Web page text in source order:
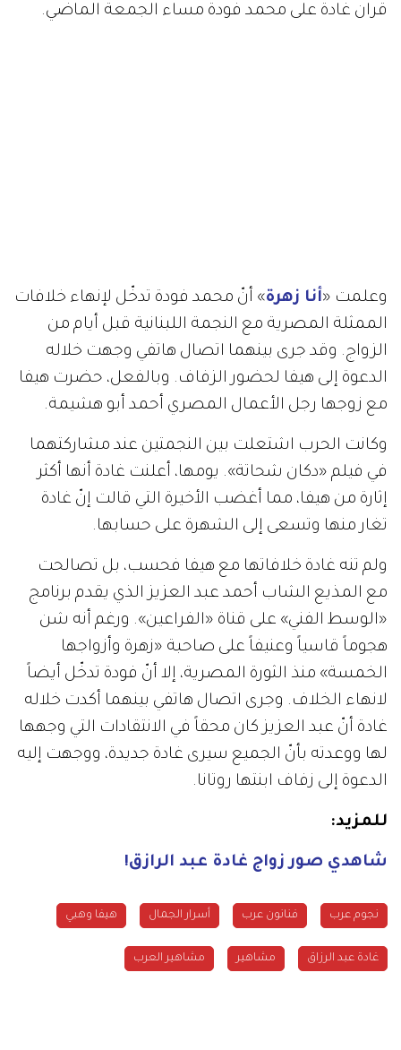
قران غادة على محمد فودة مساء الجمعة الماضي.
وعلمت «أنا زهرة» أنّ محمد فودة تدخّل لإنهاء خلافات
الممثلة المصرية مع النجمة اللبنانية قبل أيام من
الزواج. وقد جرى بينهما اتصال هاتفي وجهت خلاله
الدعوة إلى هيفا لحضور الزفاف. وبالفعل، حضرت هيفا
مع زوجها رجل الأعمال المصري أحمد أبو هشيمة.
وكانت الحرب اشتعلت بين النجمتين عند مشاركتهما
في فيلم «دكان شحاتة». يومها، أعلنت غادة أنها أكثر
إثارة من هيفا، مما أغضب الأخيرة التي قالت إنّ غادة
تغار منها وتسعى إلى الشهرة على حسابها.
ولم تنه غادة خلافاتها مع هيفا فحسب، بل تصالحت
مع المذيع الشاب أحمد عبد العزيز الذي يقدم برنامج
«الوسط الفني» على قناة «الفراعين». ورغم أنه شن
هجوماً قاسياً وعنيفاً على صاحبة «زهرة وأزواجها
الخمسة» منذ الثورة المصرية، إلا أنّ فودة تدخّل أيضاً
لانهاء الخلاف. وجرى اتصال هاتفي بينهما أكدت خلاله
غادة أنّ عبد العزيز كان محقاً في الانتقادات التي وجهها
لها ووعدته بأنّ الجميع سيرى غادة جديدة، ووجهت إليه
الدعوة إلى زفاف ابنتها روتانا.
للمزيد:
شاهدي صور زواج غادة عبد الرازق!
نجوم عرب فنانون عرب أسرار الجمال هيفا وهبي
غادة عبد الرزاق مشاهير مشاهير العرب